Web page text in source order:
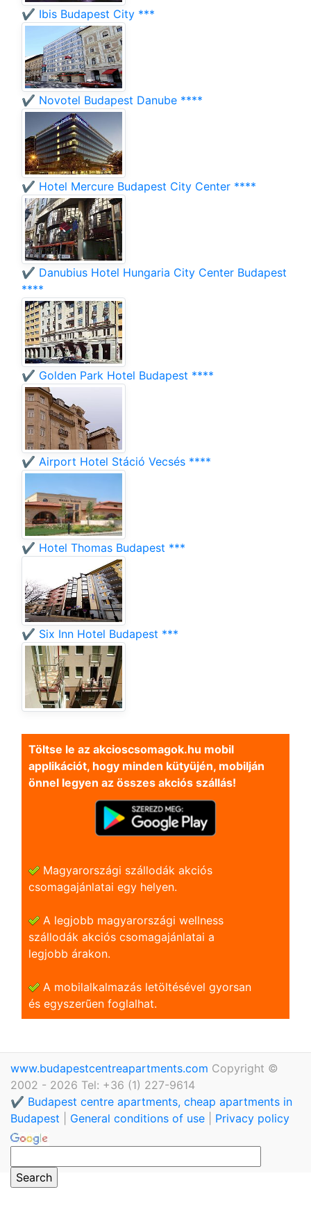
✔️ Ibis Budapest City ***
✔️ Novotel Budapest Danube ****
✔️ Hotel Mercure Budapest City Center ****
✔️ Danubius Hotel Hungaria City Center Budapest
****
✔️ Golden Park Hotel Budapest ****
✔️ Airport Hotel Stáció Vecsés ****
✔️ Hotel Thomas Budapest ***
✔️ Six Inn Hotel Budapest ***
Töltse le az akcioscsomagok.hu mobil
applikációt, hogy minden kütyüjén, mobilján
önnel legyen az összes akciós szállás!
Magyarországi szállodák akciós
csomagajánlatai egy helyen.
A legjobb magyarországi wellness
szállodák akciós csomagajánlatai a
legjobb árakon.
A mobilalkalmazás letöltésével gyorsan
és egyszerũen foglalhat.
www.budapestcentreapartments.com Copyright ©
2002 - 2026 Tel: +36 (1) 227-9614
✔️ Budapest centre apartments, cheap apartments in
Budapest
General conditions of use Privacy policy